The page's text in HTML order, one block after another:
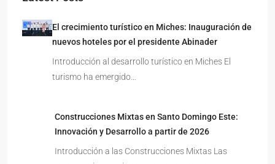
El crecimiento turístico en Miches: Inauguración de
nuevos hoteles por el presidente Abinader
Introducción al desarrollo turístico en Miches El
turismo ha emergido…
Construcciones Mixtas en Santo Domingo Este:
Innovación y Desarrollo a partir de 2026
Introducción a las Construcciones Mixtas Las